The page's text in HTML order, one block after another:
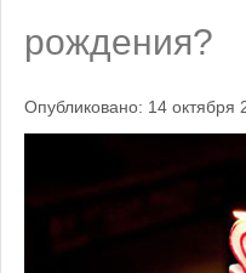
рождения?
Опубликовано: 14 октября